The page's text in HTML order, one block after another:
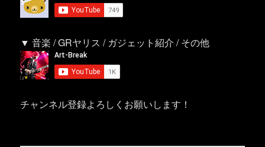
▼ 音楽 / GRヤリス / ガジェット紹介 / その他
チャンネル登録よろしくお願いします！